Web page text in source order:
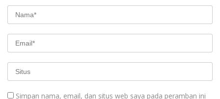
Simpan nama, email, dan situs web saya pada peramban ini